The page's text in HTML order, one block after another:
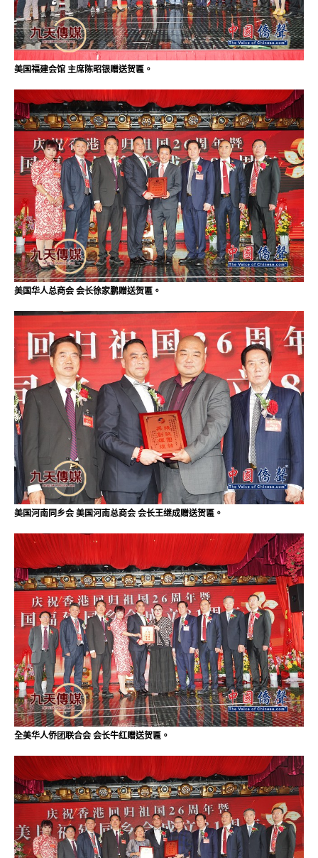
美国福建会馆 主席陈昭银赠送贺匾。
美国华人总商会 会长徐家鹏赠送贺匾。
美国河南同乡会 美国河南总商会 会长王继成赠送贺匾。
全美华人侨团联合会 会长牛红赠送贺匾。